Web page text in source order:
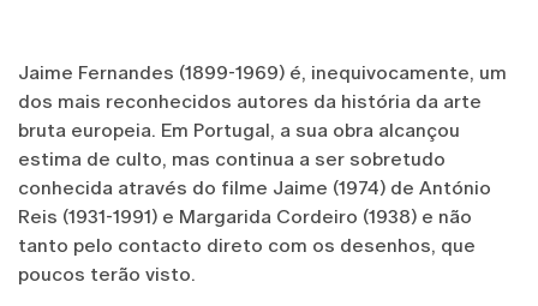
Jaime Fernandes (1899-1969) é, inequivocamente, um
dos mais reconhecidos autores da história da arte
bruta europeia. Em Portugal, a sua obra alcançou
estima de culto, mas continua a ser sobretudo
conhecida através do filme Jaime (1974) de António
Reis (1931-1991) e Margarida Cordeiro (1938) e não
tanto pelo contacto direto com os desenhos, que
poucos terão visto.